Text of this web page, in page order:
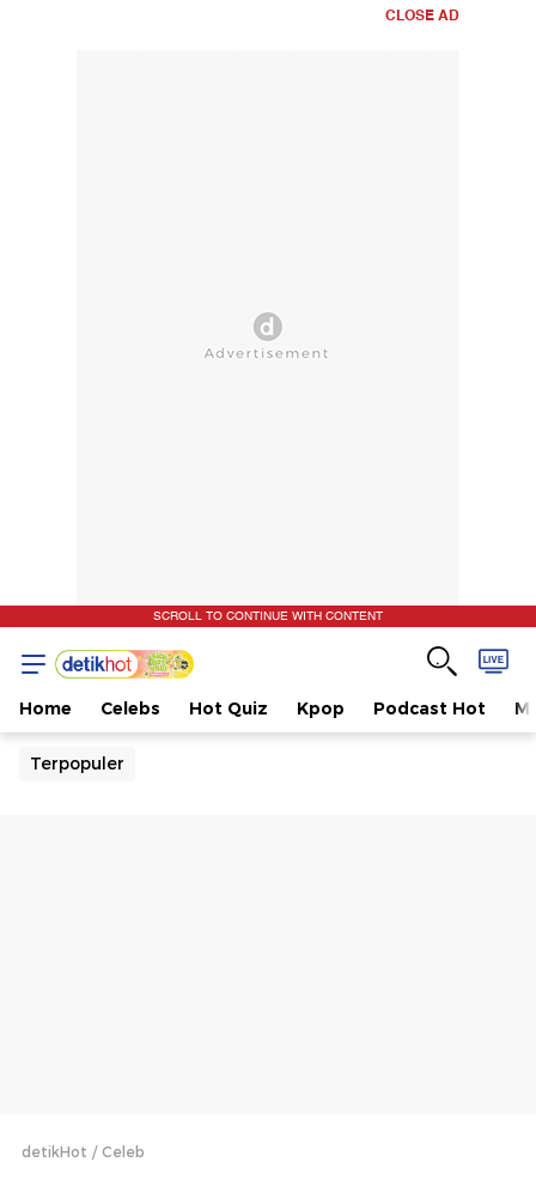
CLOSE AD
SCROLL TO CONTINUE WITH CONTENT
Home Celebs Hot Quiz Kpop Podcast Hot
Terpopuler
detikHot Celeb